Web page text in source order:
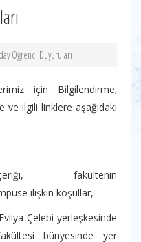
Öğrenci Duyuruları
için Bilgilendirme;
ve ilgili linklere aşağıdaki
fakültenin
ilişkin koşullar,
Çelebi yerleşkesinde
bünyesinde yer